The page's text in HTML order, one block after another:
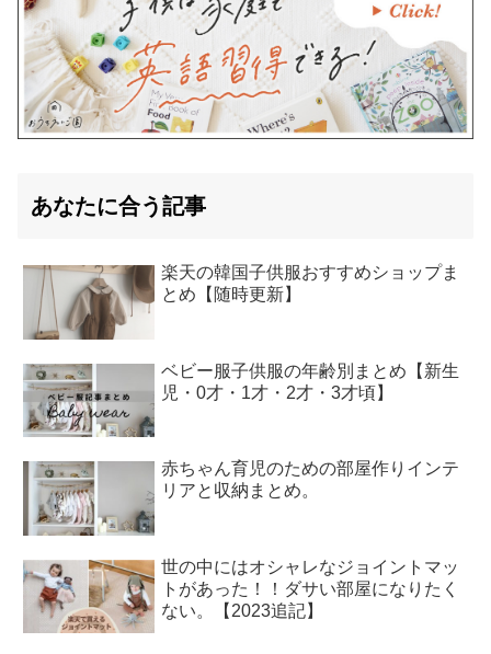
あなたに合う記事
楽天の韓国子供服おすすめショップま
とめ【随時更新】
ベビー服子供服の年齢別まとめ【新生
児・0才・1才・2才・3才頃】
赤ちゃん育児のための部屋作りインテ
リアと収納まとめ。
世の中にはオシャレなジョイントマッ
トがあった！！ダサい部屋になりたく
ない。【2023追記】